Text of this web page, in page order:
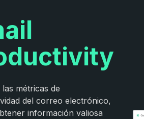
métricas de
del correo electrónico,
información valiosa